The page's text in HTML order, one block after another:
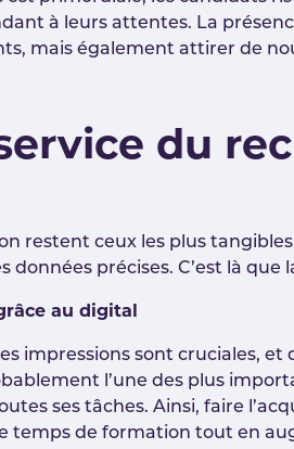
à leurs attentes. La
mais également attirer de
du
restent ceux les plus
précises. C’est là que
au digital
impressions sont cruciales,
l’une des plus
ses tâches. Ainsi, faire
temps de formation tout en